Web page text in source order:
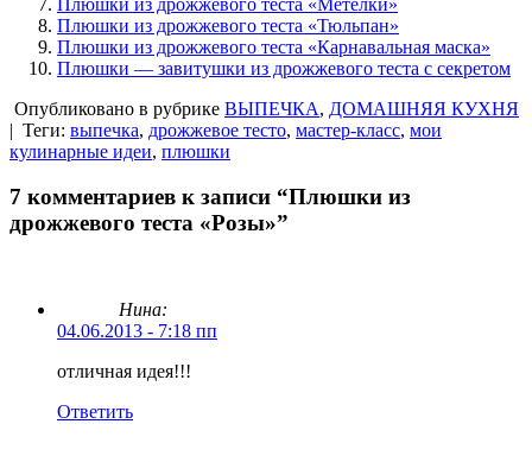
Плюшки из дрожжевого теста «Тюльпан»
Плюшки из дрожжевого теста «Карнавальная маска»
Плюшки — завитушки из дрожжевого теста с секретом
Опубликовано в рубрике ВЫПЕЧКА, ДОМАШНЯЯ КУХНЯ
| Теги: выпечка, дрожжевое тесто, мастер-класс, мои
кулинарные идеи, плюшки
7 комментариев к записи “Плюшки из
дрожжевого теста «Розы»”
Нина:
04.06.2013 - 7:18 пп
отличная идея!!!
Ответить